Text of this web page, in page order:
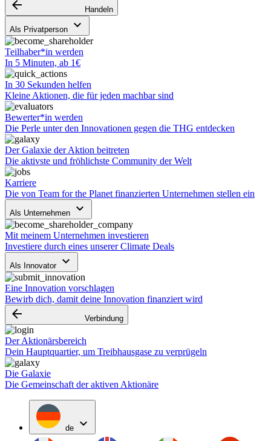
arrow_backward Handeln
Als Privatperson keyboard_arrow_down
Teilhaber*in werden
In 5 Minuten, ab 1€
In 30 Sekunden helfen
Kleine Aktionen, die für jeden machbar sind
Bewerter*in werden
Die Perle unter den Innovationen gegen die THG entdecken
Der Galaxie der Aktion beitreten
Die aktivste und fröhlichste Community der Welt
Karriere
Die von Team for the Planet finanzierten Unternehmen stellen ein
Als Unternehmen keyboard_arrow_down
Mit meinem Unternehmen investieren
Investiere durch eines unserer Climate Deals
Als Innovator keyboard_arrow_down
Eine Innovation vorschlagen
Bewirb dich, damit deine Innovation finanziert wird
arrow_backward Verbindung
Der Aktionärsbereich
Dein Hauptquartier, um Treibhausgase zu verprügeln
Die Galaxie
Die Gemeinschaft der aktiven Aktionäre
de expand_more